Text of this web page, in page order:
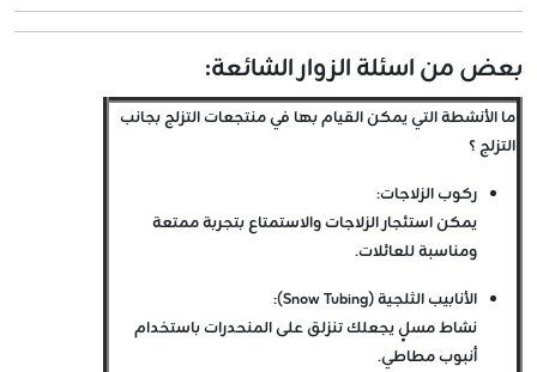
بعض من اسئلة الزوار الشائعة:
ما الأنشطة التي يمكن القيام بها في منتجعات التزلج بجانب
التزلج ؟
ركوب الزلاجات:
يمكن استئجار الزلاجات والاستمتاع بتجربة ممتعة
ومناسبة للعائلات.
الأنابيب الثلجية (Snow Tubing)
:
نشاط مسلٍ يجعلك تنزلق على المنحدرات باستخدام
أنبوب مطاطي.